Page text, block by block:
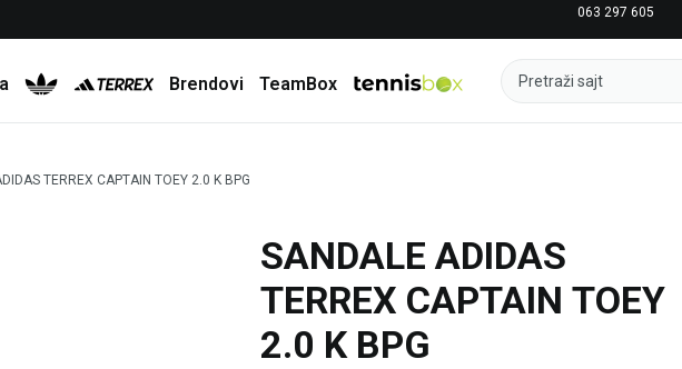
063 297 605
Brendovi TeamBox Pretraži sajt
TERREX CAPTAIN TOEY 2.0 K BPG
SANDALE ADIDAS
TERREX CAPTAIN TOEY
2.0 K BPG